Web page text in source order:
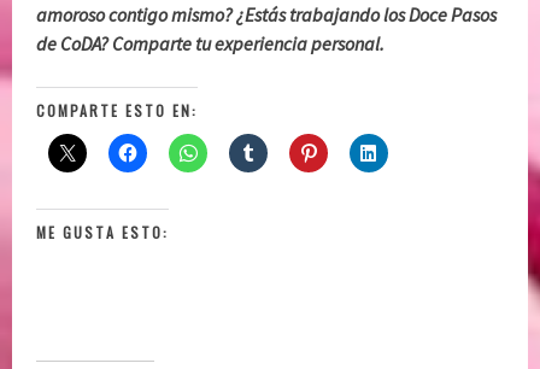
amoroso contigo mismo? ¿Estás trabajando los Doce Pasos
de CoDA? Comparte tu experiencia personal.
COMPARTE ESTO EN:
ME GUSTA ESTO: